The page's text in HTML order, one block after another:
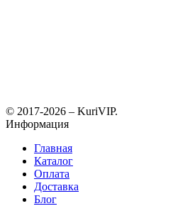
© 2017-2026 – KuriVIP.
Информация
Главная
Каталог
Оплата
Доставка
Блог